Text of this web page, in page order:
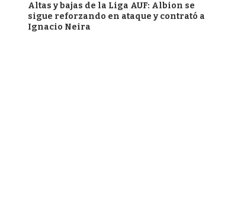
Altas y bajas de la Liga AUF: Albion se
sigue reforzando en ataque y contrató a
Ignacio Neira